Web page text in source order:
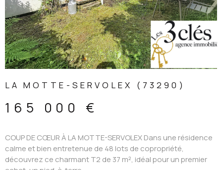
LA MOTTE-SERVOLEX (73290)
165 000 €
COUP DE CŒUR À LA MOTTE-SERVOLEX Dans une résidence
calme et bien entretenue de 48 lots de copropriété,
découvrez ce charmant T2 de 37 m², idéal pour un premier